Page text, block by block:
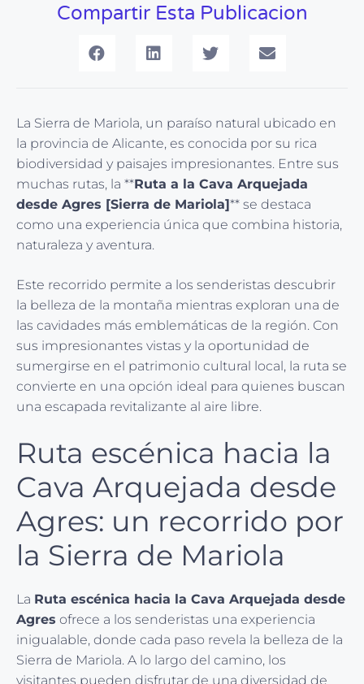
Compartir Esta Publicacion
La Sierra de Mariola, un paraíso natural ubicado en
la provincia de Alicante, es conocida por su rica
biodiversidad y paisajes impresionantes. Entre sus
muchas rutas, la **Ruta a la Cava Arquejada
desde Agres [Sierra de Mariola] ** se destaca
como una experiencia única que combina historia,
naturaleza y aventura.
Este recorrido permite a los senderistas descubrir
la belleza de la montaña mientras exploran una de
las cavidades más emblemáticas de la región. Con
sus impresionantes vistas y la oportunidad de
sumergirse en el patrimonio cultural local, la ruta se
convierte en una opción ideal para quienes buscan
una escapada revitalizante al aire libre.
Ruta escénica hacia la
Cava Arquejada desde
Agres: un recorrido por
la Sierra de Mariola
La Ruta escénica hacia la Cava Arquejada desde
Agres ofrece a los senderistas una experiencia
inigualable, donde cada paso revela la belleza de la
Sierra de Mariola. A lo largo del camino, los
visitantes pueden disfrutar de una diversidad de